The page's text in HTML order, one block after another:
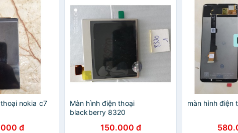
nokia c7
đ
Màn hình điện thoại
blackberry 8320
150.000 đ
màn hình điện